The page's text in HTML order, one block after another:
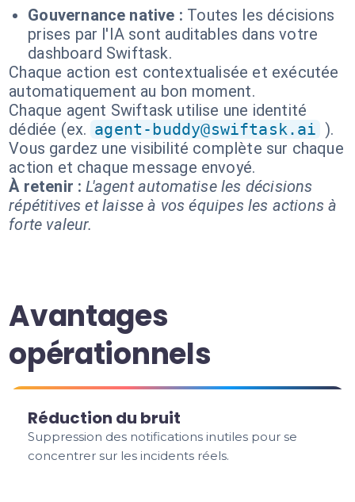
Gouvernance native : Toutes les décisions
prises par l'IA sont auditables dans votre
dashboard Swiftask.
Chaque action est contextualisée et exécutée
automatiquement au bon moment.
Chaque agent Swiftask utilise une identité
dédiée (ex. agent-buddy@swiftask.ai ).
Vous gardez une visibilité complète sur chaque
action et chaque message envoyé.
À retenir : L'agent automatise les décisions
répétitives et laisse à vos équipes les actions à
forte valeur.
Avantages
opérationnels
Réduction du bruit
Suppression des notifications inutiles pour se
concentrer sur les incidents réels.